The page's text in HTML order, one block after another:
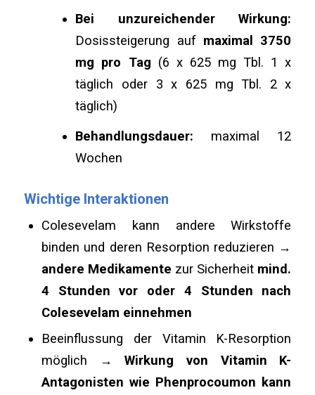
Bei unzureichender Wirkung:
Dosissteigerung auf maximal 3750
mg pro Tag (6 x 625 mg Tbl. 1 x
täglich oder 3 x 625 mg Tbl. 2 x
täglich)
Behandlungsdauer: maximal 12
Wochen
Wichtige Interaktionen
Colesevelam kann andere Wirkstoffe
binden und deren Resorption reduzieren →
andere Medikamente zur Sicherheit mind.
4 Stunden vor oder 4 Stunden nach
Colesevelam einnehmen
Beeinflussung der Vitamin K-Resorption
möglich →Wirkung von Vitamin K-
Antagonisten wie Phenprocoumon kann